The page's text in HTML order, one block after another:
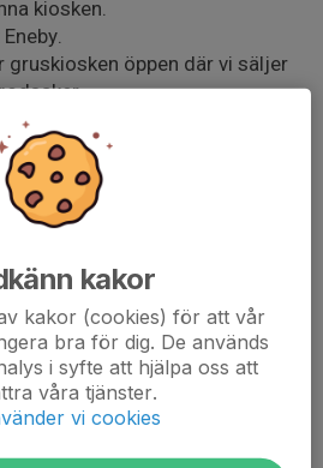
kiosken.
gruskiosken öppen där vi säljer
Arbetspasset börjar 10.30 för att
kaffe och korv. Vi avslutar ca
behövs.
kakor
kakor (cookies) för att vår
bra för dig. De används
i syfte att hjälpa oss att
våra tjänster.
vi cookies